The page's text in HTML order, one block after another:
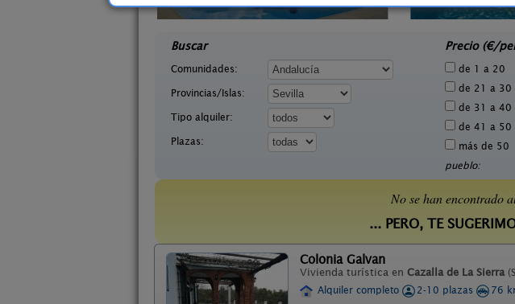
Buscar
Comunidades:
Provincias/Islas:
Tipo alquiler:
Plazas:
Precio (€/
de 1 a 20
de 21 a 30
de 31 a 40
de 41 a 50
más de 50
pueblo:
No se han encontrado
... PERO, TE
Colonia Galvan
Vivienda turística en Cazalla de La Sierra
Alquiler completo
2-10 plazas
76